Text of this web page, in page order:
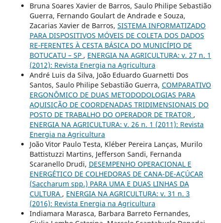
Bruna Soares Xavier de Barros, Saulo Philipe Sebastião
Guerra, Fernando Goulart de Andrade e Souza,
Zacarias Xavier de Barros, SISTEMA INFORMATIZADO
PARA DISPOSITIVOS MÓVEIS DE COLETA DOS DADOS
RE-FERENTES À CESTA BÁSICA DO MUNICÍPIO DE
BOTUCATU – SP , ENERGIA NA AGRICULTURA: v. 27 n. 1
(2012): Revista Energia na Agricultura
André Luis da Silva, João Eduardo Guarnetti Dos
Santos, Saulo Philipe Sebastião Guerra, COMPARATIVO
ERGONÔMICO DE DUAS METODODOLOGIAS PARA
AQUISIÇÃO DE COORDENADAS TRIDIMENSIONAIS DO
POSTO DE TRABALHO DO OPERADOR DE TRATOR ,
ENERGIA NA AGRICULTURA: v. 26 n. 1 (2011): Revista
Energia na Agricultura
João Vitor Paulo Testa, Kléber Pereira Lanças, Murilo
Battistuzzi Martins, Jefferson Sandi, Fernanda
Scaranello Drudi, DESEMPENHO OPERACIONAL E
ENERGÉTICO DE COLHEDORAS DE CANA-DE-AÇÚCAR
(Saccharum spp.) PARA UMA E DUAS LINHAS DA
CULTURA , ENERGIA NA AGRICULTURA: v. 31 n. 3
(2016): Revista Energia na Agricultura
Indiamara Marasca, Barbara Barreto Fernandes,